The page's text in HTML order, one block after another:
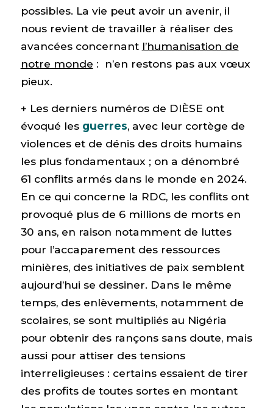
possibles. La vie peut avoir un avenir, il
nous revient de travailler à réaliser des
avancées concernant l’humanisation de
notre monde : n’en restons pas aux vœux
pieux.
+ Les derniers numéros de DIÈSE ont
évoqué les guerres, avec leur cortège de
violences et de dénis des droits humains
les plus fondamentaux ; on a dénombré
61 conflits armés dans le monde en 2024.
En ce qui concerne la RDC, les conflits ont
provoqué plus de 6 millions de morts en
30 ans, en raison notamment de luttes
pour l’accaparement des ressources
minières, des initiatives de paix semblent
aujourd’hui se dessiner. Dans le même
temps, des enlèvements, notamment de
scolaires, se sont multipliés au Nigéria
pour obtenir des rançons sans doute, mais
aussi pour attiser des tensions
interreligieuses : certains essaient de tirer
des profits de toutes sortes en montant